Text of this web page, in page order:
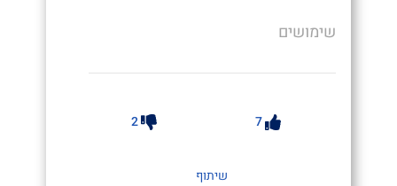
שימושים
7
2
שיתוף